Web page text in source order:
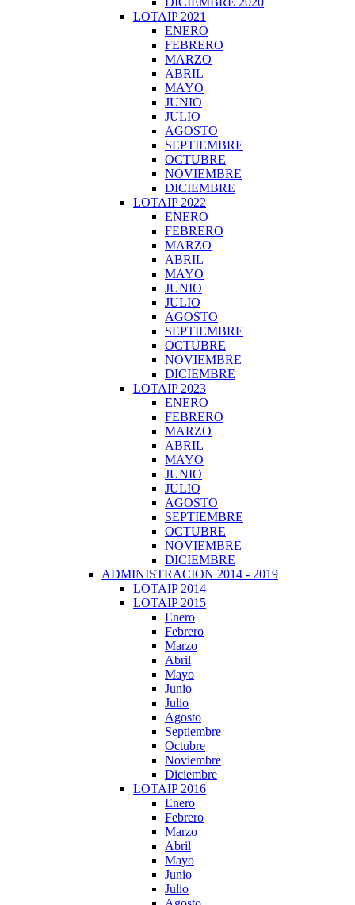
LOTAIP 2021
ENERO
FEBRERO
MARZO
ABRIL
MAYO
JUNIO
JULIO
AGOSTO
SEPTIEMBRE
OCTUBRE
NOVIEMBRE
DICIEMBRE
LOTAIP 2022
ENERO
FEBRERO
MARZO
ABRIL
MAYO
JUNIO
JULIO
AGOSTO
SEPTIEMBRE
OCTUBRE
NOVIEMBRE
DICIEMBRE
LOTAIP 2023
ENERO
FEBRERO
MARZO
ABRIL
MAYO
JUNIO
JULIO
AGOSTO
SEPTIEMBRE
OCTUBRE
NOVIEMBRE
DICIEMBRE
ADMINISTRACION 2014 - 2019
LOTAIP 2014
LOTAIP 2015
Enero
Febrero
Marzo
Abril
Mayo
Junio
Julio
Agosto
Septiembre
Octubre
Noviembre
Diciembre
LOTAIP 2016
Enero
Febrero
Marzo
Abril
Mayo
Junio
Julio